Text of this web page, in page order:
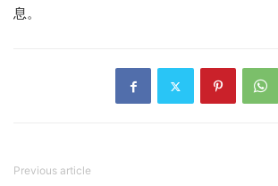
息。
Previous article